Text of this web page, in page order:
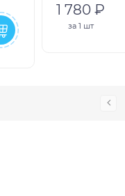
1 780 ₽
за 1 шт